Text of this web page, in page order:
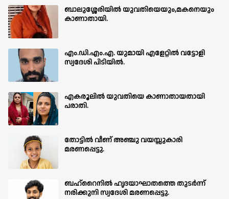
ബാലുശ്ശേരിയില്‍ യുവതിയെയും,മകനെയും
കാണാതായി.
എം.ഡി.എം.എ. യുമായി എളേറ്റിൽ വട്ടോളി
സ്വദേശി പിടിയിൽ.
എകരൂലിൽ യുവതിയെ കാണാതായതായി
പരാതി.
തോട്ടിൽ വീണ് അഞ്ചു വയസ്സുകാരി
മരണപ്പെട്ടു.
ബഹ്‌റൈനിൽ ഹൃദയാഘാതത്തെ തുടർന്ന്
നരിക്കുനി സ്വദേശി മരണപ്പെട്ടു.